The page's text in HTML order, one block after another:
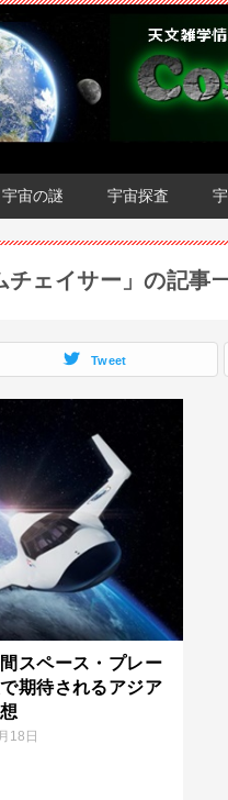
宇宙の謎 宇宙探査
チェイサー」の記事
Tweet
スペース・プレー
期待されるアジア
18日